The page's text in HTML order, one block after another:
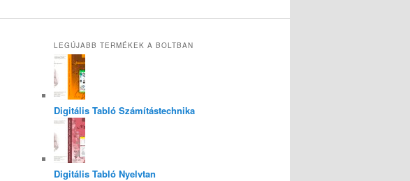
LEGÚJABB TERMÉKEK A BOLTBAN
Digitális Tabló Számítástechnika
Digitális Tabló Nyelvtan